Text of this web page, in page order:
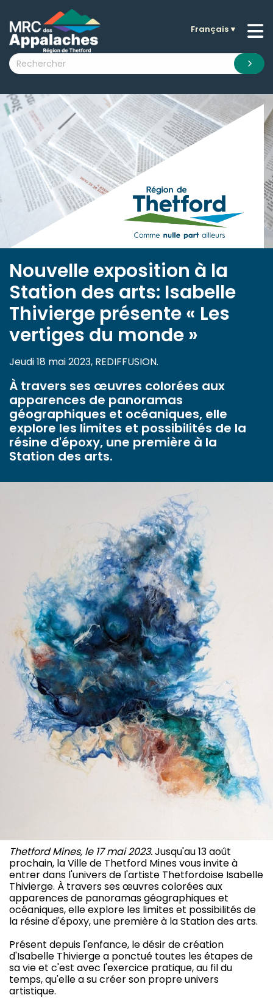
submenu (La MRC )
submenu (Citoyens )
submenu (Visiteurs )
submenu (Nouvelles )
submenu (Documentation )
Français▼
Nouvelle exposition à la
Station des arts: Isabelle
Thivierge présente « Les
vertiges du monde »
Jeudi 18 mai 2023, REDIFFUSION.
À travers ses œuvres colorées aux
apparences de panoramas
géographiques et océaniques, elle
explore les limites et possibilités de la
résine d'époxy, une première à la
Station des arts.
Thetford Mines, le 17 mai 2023.Jusqu'au 13 août
prochain, la Ville de Thetford Mines vous invite à
entrer dans l'univers de l'artiste Thetfordoise Isabelle
Thivierge. À travers ses œuvres colorées aux
apparences de panoramas géographiques et
océaniques, elle explore les limites et possibilités de
la résine d'époxy, une première à la Station des arts.
Présent depuis l'enfance, le désir de création
d'Isabelle Thivierge a ponctué toutes les étapes de
sa vie et c'est avec l'exercice pratique, au fil du
temps, qu'elle a su créer son propre univers
artistique.